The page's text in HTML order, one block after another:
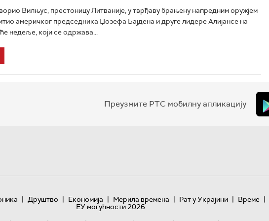
Вилњус, престоницу Литваније, у тврђаву брањену напредним оружјем
америчког председника Џозефа Бајдена и друге лидере Алијансе на
недеље, који се одржава...
Преузмите РТС мобилну апликацију
| Друштво | Економија | Мерила времена | Рат у Украјини | Време |
ЕУ могућности 2026